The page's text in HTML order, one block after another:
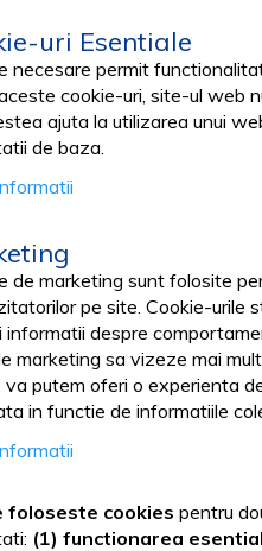
POLIZARE
POLIZARE -
uri Esentiale
necesare permit
cookie-uri, site-ul web
ajuta la utilizarea unui
de baza.
de marketing sunt folosite
pe site. Cookie-urile
informatii despre
marketing sa vizeze mai
va putem oferi o experienta
in functie de informatiile
foloseste cookies pentru
(1) functionarea